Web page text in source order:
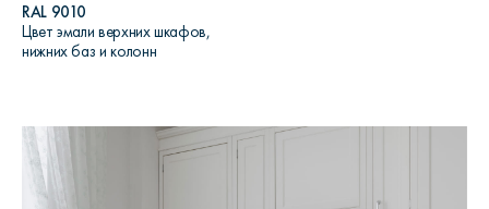
RAL 9010
Цвет эмали верхних шкафов,
нижних баз и колонн